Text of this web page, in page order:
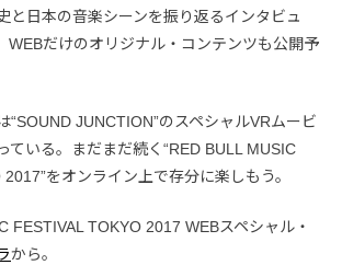
と日本の音楽シーンを振り返るインタビュ
WEBだけのオリジナル・コンテンツも公開予
“SOUND JUNCTION”のスペシャルVRムービ
ている。まだまだ続く“RED BULL MUSIC
をオンライン上で存分に楽しもう。
FESTIVAL TOKYO 2017 WEBスペシャル・
から。